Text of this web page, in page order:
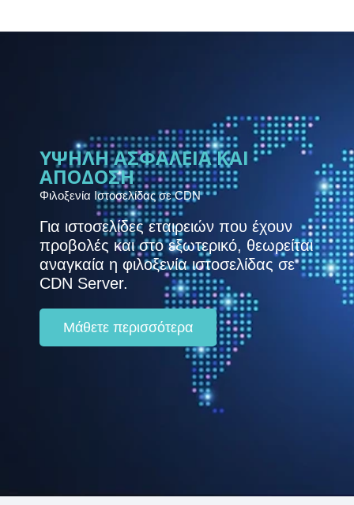
ΥΨΗΛΉ ΑΣΦΆΛΕΙΑ ΚΑΙ
ΑΠΌΔΟΣΗ
Φιλοξενία Ιστοσελίδας σε CDN
Για ιστοσελίδες εταιρειών που έχουν
προβολές και στο εξωτερικό, θεωρείται
αναγκαία η φιλοξενία ιστοσελίδας σε
CDN Server.
Μάθετε περισσότερα